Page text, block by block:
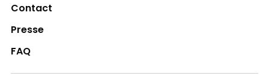
Contact
Presse
FAQ